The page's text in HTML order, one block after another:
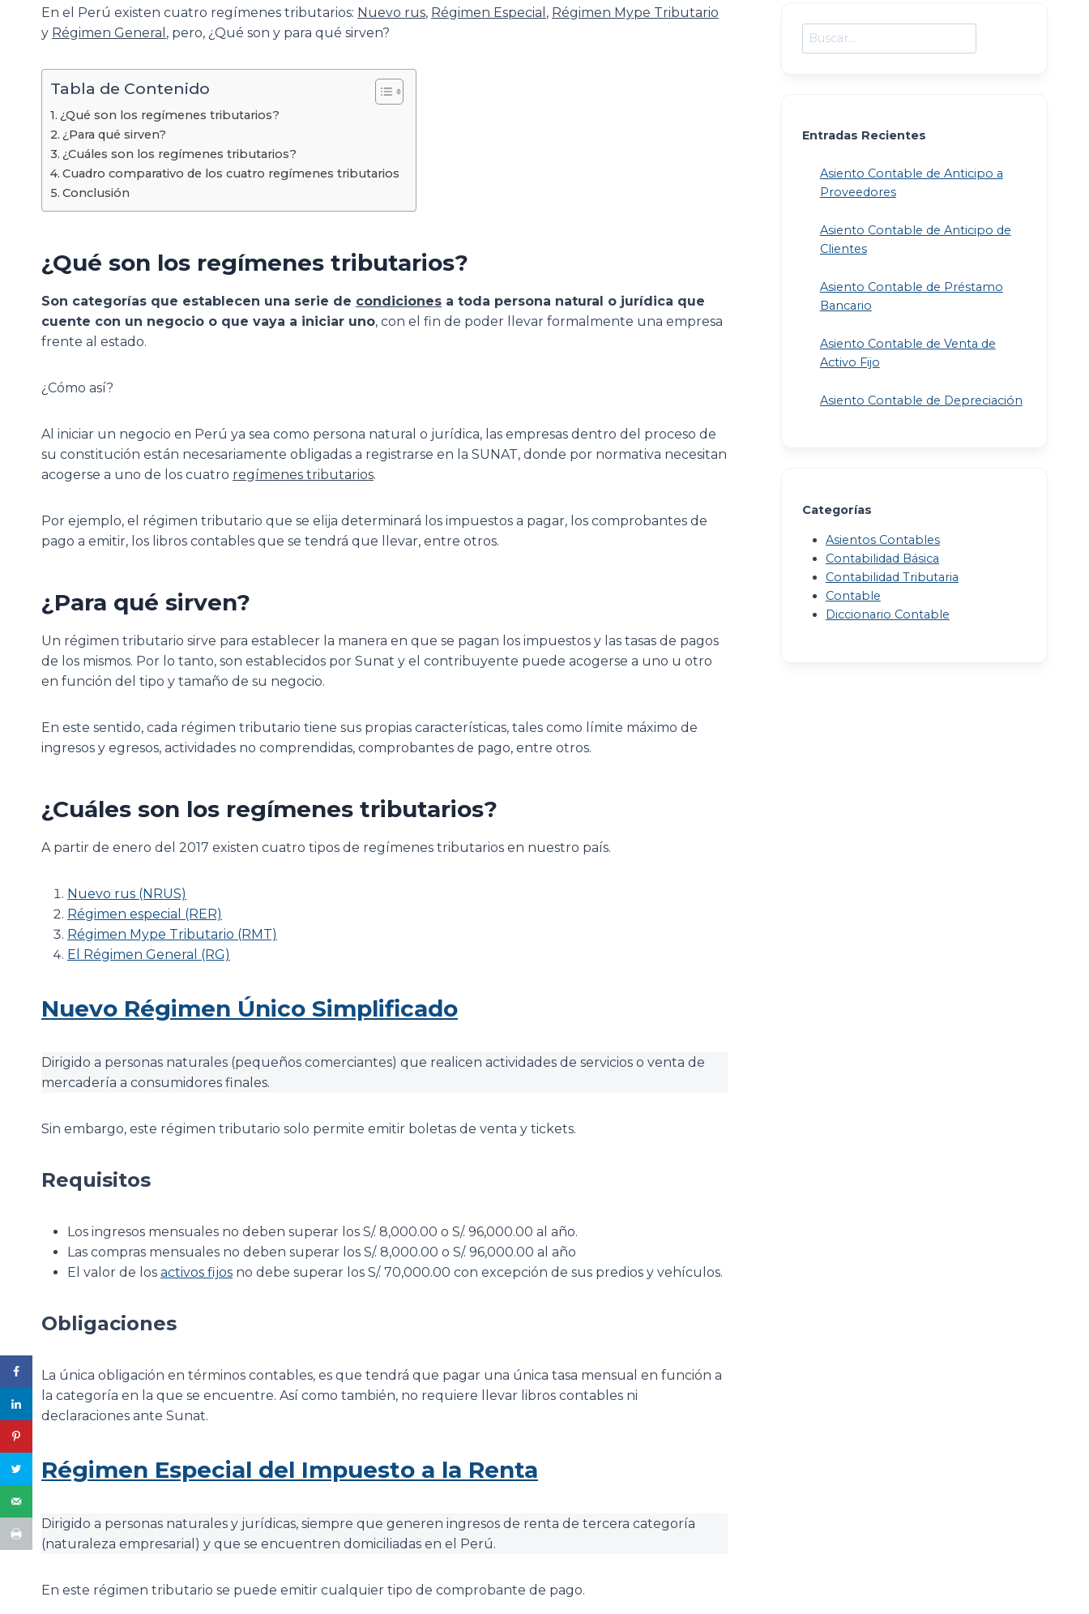
En el Perú existen cuatro regímenes tributarios: Nuevo rus, Régimen Especial , Régimen Mype Tributario
y Régimen General , pero, ¿Qué son y para qué sirven?
Tabla de Contenido
¿Qué son los regímenes tributarios?
¿Para qué sirven?
¿Cuáles son los regímenes tributarios?
Cuadro comparativo de los cuatro regímenes tributarios
Conclusión
¿Qué son los regímenes tributarios?
Son categorías que establecen una serie de condiciones a toda persona natural o jurídica que
cuente con un negocio o que vaya a iniciar uno, con el fin de poder llevar formalmente una empresa
frente al estado.
¿Cómo así?
Al iniciar un negocio en Perú ya sea como persona natural o jurídica, las empresas dentro del proceso de
su constitución están necesariamente obligadas a registrarse en la SUNAT, donde por normativa necesitan
acogerse a uno de los cuatro regímenes tributarios.
Por ejemplo, el régimen tributario que se elija determinará los impuestos a pagar, los comprobantes de
pago a emitir, los libros contables que se tendrá que llevar, entre otros.
¿Para qué sirven?
Un régimen tributario sirve para establecer la manera en que se pagan los impuestos y las tasas de pagos
de los mismos. Por lo tanto, son establecidos por Sunat y el contribuyente puede acogerse a uno u otro
en función del tipo y tamaño de su negocio.
En este sentido, cada régimen tributario tiene sus propias características, tales como límite máximo de
ingresos y egresos, actividades no comprendidas, comprobantes de pago, entre otros.
¿Cuáles son los regímenes tributarios?
A partir de enero del 2017 existen cuatro tipos de regímenes tributarios en nuestro país.
Nuevo rus (NRUS)
Régimen especial (RER)
Régimen Mype Tributario (RMT)
El Régimen General (RG)
Nuevo Régimen Único Simplificado
Dirigido a personas naturales (pequeños comerciantes) que realicen actividades de servicios o venta de
mercadería a consumidores finales.
Sin embargo, este régimen tributario solo permite emitir boletas de venta y tickets.
Requisitos
Los ingresos mensuales no deben superar los S/. 8,000.00 o S/. 96,000.00 al año.
Las compras mensuales no deben superar los S/. 8,000.00 o S/. 96,000.00 al año
El valor de los activos fijos no debe superar los S/. 70,000.00 con excepción de sus predios y vehículos.
Obligaciones
La única obligación en términos contables, es que tendrá que pagar una única tasa mensual en función a
la categoría en la que se encuentre. Así como también, no requiere llevar libros contables ni
declaraciones ante Sunat.
Régimen Especial del Impuesto a la Renta
Dirigido a personas naturales y jurídicas, siempre que generen ingresos de renta de tercera categoría
(naturaleza empresarial) y que se encuentren domiciliadas en el Perú.
En este régimen tributario se puede emitir cualquier tipo de comprobante de pago.
Buscar
Entradas Recientes
Asiento Contable de Anticipo a
Proveedores
Asiento Contable de Anticipo de
Clientes
Asiento Contable de Préstamo
Bancario
Asiento Contable de Venta de
Activo Fijo
Asiento Contable de Depreciación
Categorías
Asientos Contables
Contabilidad Básica
Contabilidad Tributaria
Contable
Diccionario Contable